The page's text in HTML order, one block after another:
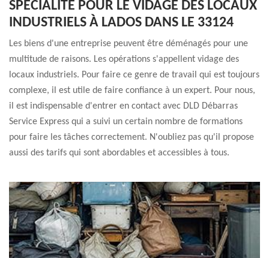
SPÉCIALITÉ POUR LE VIDAGE DES LOCAUX
INDUSTRIELS À LADOS DANS LE 33124
Les biens d'une entreprise peuvent être déménagés pour une
multitude de raisons. Les opérations s'appellent vidage des
locaux industriels. Pour faire ce genre de travail qui est toujours
complexe, il est utile de faire confiance à un expert. Pour nous,
il est indispensable d'entrer en contact avec DLD Débarras
Service Express qui a suivi un certain nombre de formations
pour faire les tâches correctement. N'oubliez pas qu'il propose
aussi des tarifs qui sont abordables et accessibles à tous.